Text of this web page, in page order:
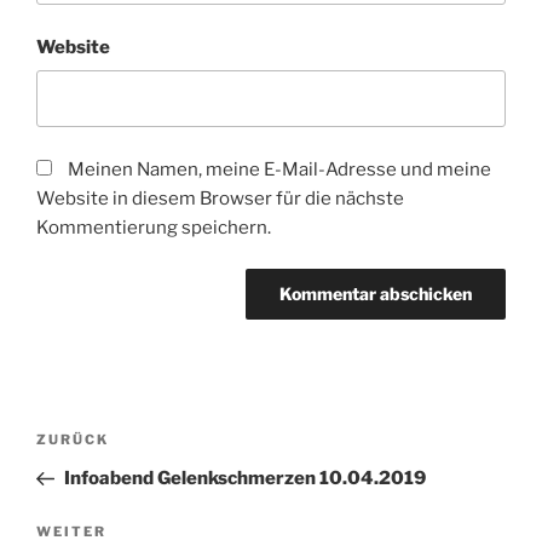
Website
Meinen Namen, meine E-Mail-Adresse und meine
Website in diesem Browser für die nächste
Kommentierung speichern.
Beitragsnavigation
Vorheriger
Beitrag
ZURÜCK
Infoabend Gelenkschmerzen 10.04.2019
Nächster
WEITER